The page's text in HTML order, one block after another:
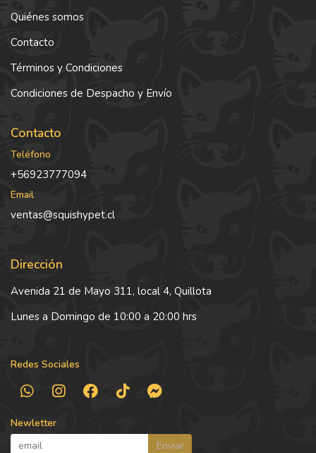
Quiénes somos
Contacto
Términos y Condiciones
Condiciones de Despacho y Envío
Contacto
Teléfono
+56923777094
Email
ventas@squishypet.cl
Dirección
Avenida 21 de Mayo 311, local 4, Quillota
Lunes a Domingo de 10:00 a 20:00 hrs
Redes Sociales
Newletter
Enviar